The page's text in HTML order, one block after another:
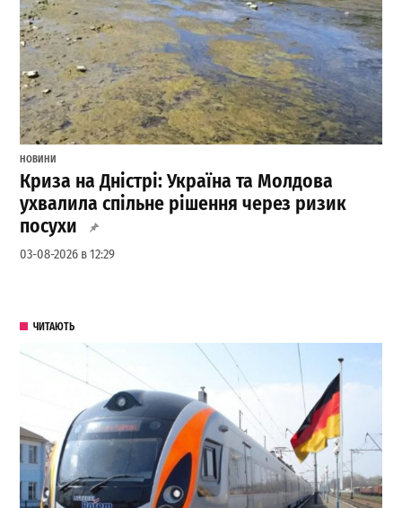
НОВИНИ
Криза на Дністрі: Україна та Молдова
ухвалила спільне рішення через ризик
посухи
03-08-2026 в 12:29
ЧИТАЮТЬ